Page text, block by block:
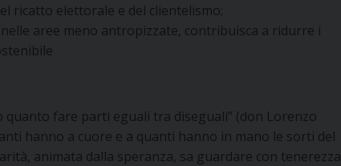
ricatto elettorale e del clientelismo;
aree meno antropizzate, contribuisca a ridurre i
quanto fare parti eguali tra diseguali” (don Lorenzo
hanno a cuore e a quanti hanno in mano le sorti del
animata dalla speranza, sa guardare con tenerezza